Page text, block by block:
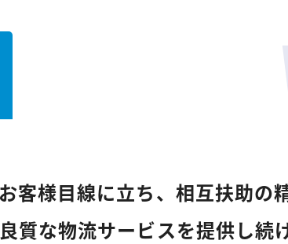
客様目線に立ち、相互扶助の
質な物流サービスを提供し続